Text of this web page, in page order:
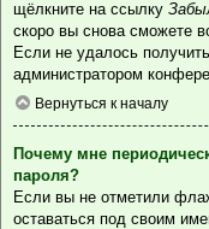
щёлкните на ссылку
скоро вы снова сможете
Если не удалось
администратором
Вернуться к началу
Почему мне
пароля?
Если вы не отметили
оставаться под своим